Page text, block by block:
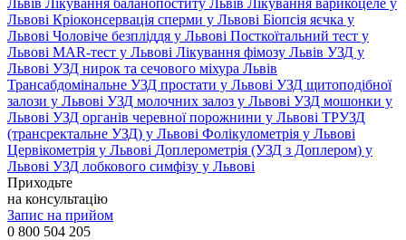
Львові Кріоконсервація сперми у Львові Біопсія яєчка у
Львові Чоловіче безпліддя у Львові Посткоїтальний тест у
Львові MAR-тест у Львові Лікування фімозу Львів УЗД у
Львові УЗД нирок та сечового міхура Львів
Трансабдомінальне УЗД простати у Львові УЗД щитоподібної
залози у Львові УЗД молочних залоз у Львові УЗД мошонки у
Львові УЗД органів черевної порожнини у Львові ТРУЗД
(трансректальне УЗД) у Львові Фолікулометрія у Львові
Цервікометрія у Львові Доплерометрія (УЗД з Доплером) у
Львові УЗД лобкового симфізу у Львові
Приходьте
на консультацію
Запис на прийом
0 800 504 205